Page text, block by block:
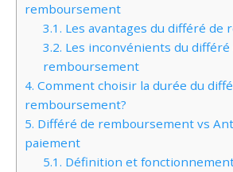
remboursement
3.1. Les avantages du différé de
3.2. Les inconvénients du différé
remboursement
4. Comment choisir la durée du
remboursement?
5. Différé de remboursement vs
paiement
5.1. Définition et